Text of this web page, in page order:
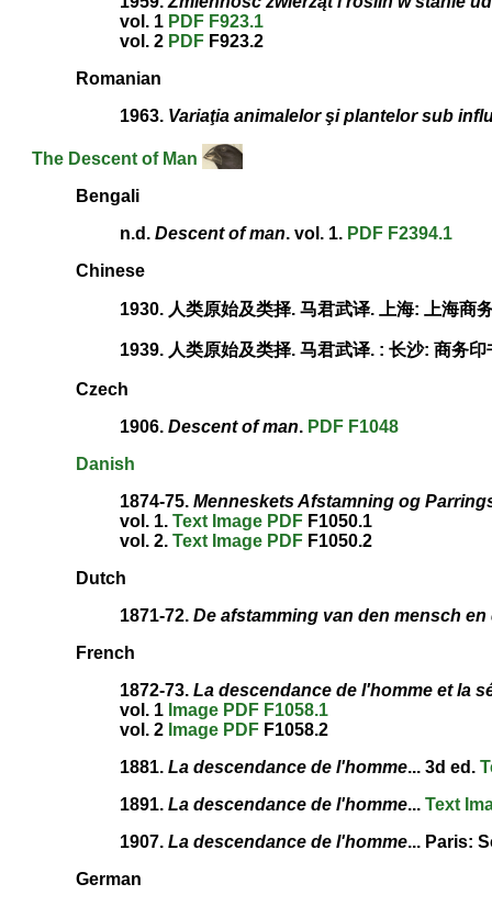
vol. 1 PDF F923.1
vol. 2 PDF F923.2
Romanian
1963. Variaţia animalelor şi plantelor sub
The Descent of Man
Bengali
n.d.Descent of man. vol. 1. PDF F2394.1
Chinese
1930. 人类原始及类择. 马君武译. 上海: 上海商
1939. 人类原始及类择. 马君武译. : 长沙: 商务
Czech
1906.Descent of man. PDF F1048
Danish
1874-75.Menneskets Afstamning og
vol. 1.Text Image PDF F1050.1
vol. 2.Text Image PDF F1050.2
Dutch
1871-72.De afstamming van den mensch
French
1872-73.La descendance de l'homme et la
vol. 1 Image PDF F1058.1
vol. 2 Image PDF F1058.2
1881.La descendance de l'homme... 3d ed.
1891.La descendance de l'homme...Text
1907.La descendance de l'homme... Paris:
German